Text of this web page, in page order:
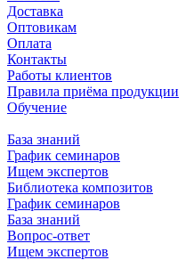
Доставка
Оптовикам
Оплата
Контакты
Работы клиентов
Правила приёма продукции
Обучение
База знаний
График семинаров
Ищем экспертов
Библиотека композитов
График семинаров
База знаний
Вопрос-ответ
Ищем экспертов